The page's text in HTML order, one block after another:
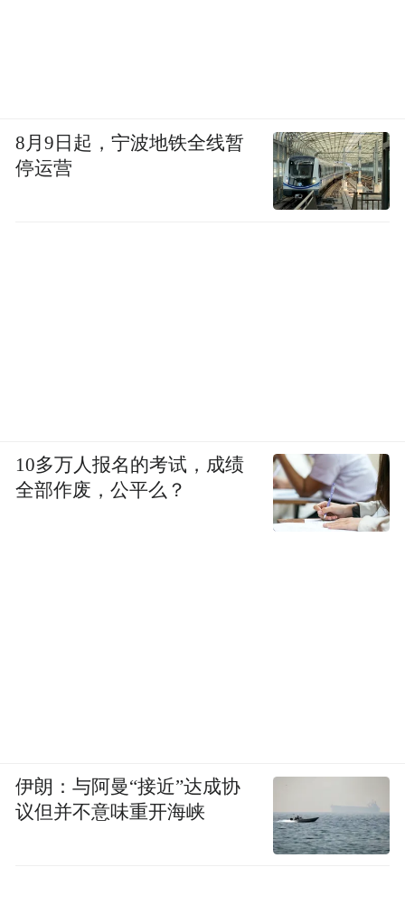
8月9日起，宁波地铁全线暂
停运营
10多万人报名的考试，成绩
全部作废，公平么？
伊朗：与阿曼“接近”达成协
议但并不意味重开海峡